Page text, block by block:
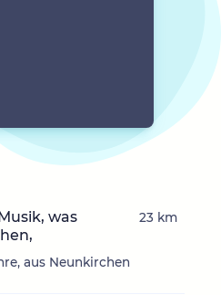
was
aus Neunkirchen
23 km